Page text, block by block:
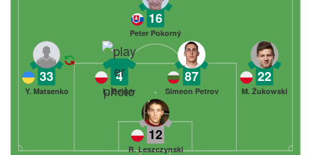
12
R. Leszczynski
33
Y. Matsenko
4
L. Bejger
87
Simeon Petrov
22
M. Żukowski
16
Peter Pokorný